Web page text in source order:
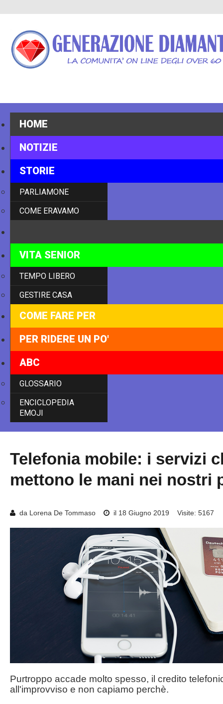
HOME
NOTIZIE
STORIE
PARLIAMONE
COME ERAVAMO
VITA SENIOR
TEMPO LIBERO
GESTIRE CASA
COME FARE PER
PER RIDERE UN PO'
ABC
GLOSSARIO
ENCICLOPEDIA
EMOJI
Telefonia mobile: i servizi
mettono le mani nei nostri
da Lorena De Tommaso il 18 Giugno 2019 Visite: 5167
Purtroppo accade molto spesso, il credito
all'improvviso e non capiamo perchè.